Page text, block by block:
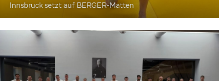
Innsbruck setzt auf BERGER-Matten